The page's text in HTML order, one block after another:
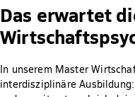
Das erwartet
In unserem Master
interdisziplinäre